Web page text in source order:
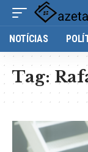
NOTÍCIAS
Tag: